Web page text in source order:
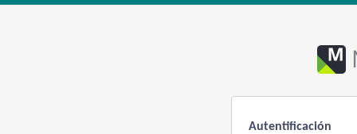
Autentificación